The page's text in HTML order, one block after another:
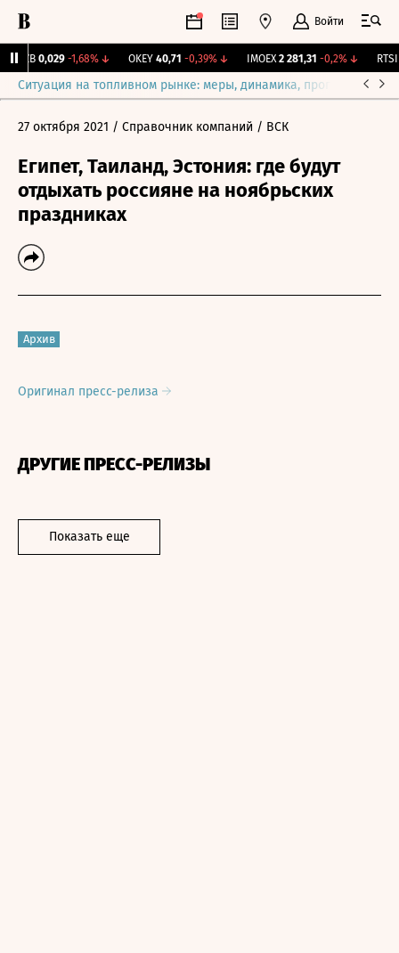
Войти
0,029 -1,68%↓ OKEY 40,71 -0,39%↓ IMOEX 2 281,31 -0,2%↓ RTSI
Ситуация на топливном рынке: меры, динамика, прогнозы
27 октября 2021 / Справочник компаний / ВСК
Египет, Таиланд, Эстония: где будут
отдыхать россияне на ноябрьских
праздниках
Архив
Оригинал пресс-релиза
ДРУГИЕ ПРЕСС-РЕЛИЗЫ
Показать еще